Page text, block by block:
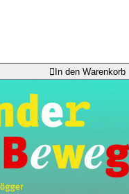
In den Warenkorb